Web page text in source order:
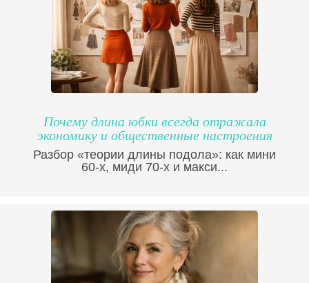
Почему длина юбки всегда отражала
экономику и общественные настроения
Разбор «теории длины подола»: как мини
60-х, миди 70-х и макси...